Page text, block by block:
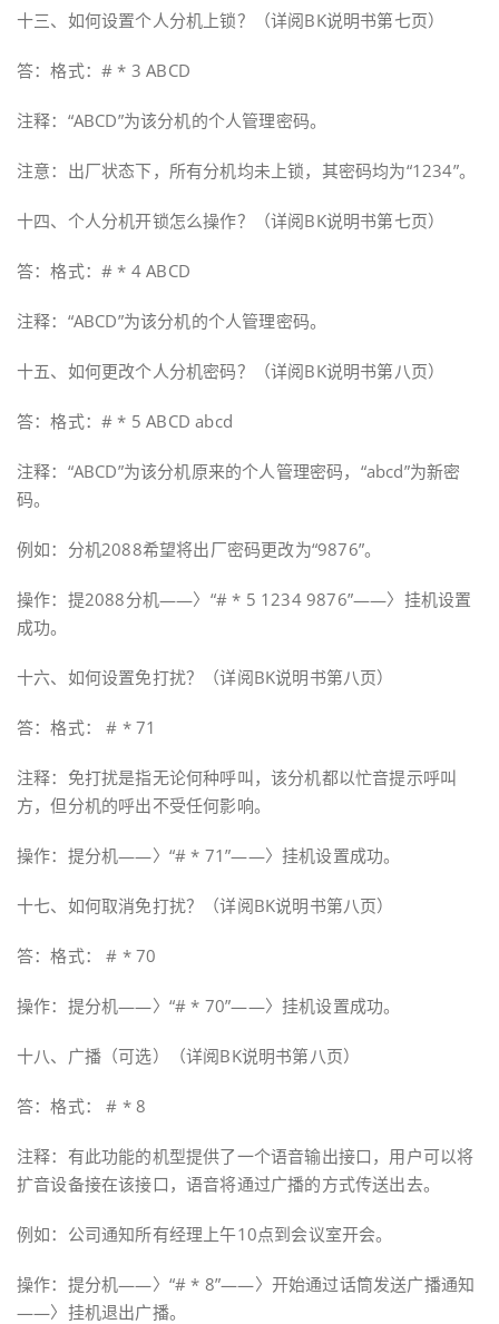
十三、如何设置个人分机上锁？（详阅BK说明书第七页）
答：格式：# * 3 ABCD
注释：“ABCD”为该分机的个人管理密码。
注意：出厂状态下，所有分机均未上锁，其密码均为“1234”。
十四、个人分机开锁怎么操作？（详阅BK说明书第七页）
答：格式：# * 4 ABCD
注释：“ABCD”为该分机的个人管理密码。
十五、如何更改个人分机密码？（详阅BK说明书第八页）
答：格式：# * 5 ABCD abcd
注释：“ABCD”为该分机原来的个人管理密码，“abcd”为新密
码。
例如：分机2088希望将出厂密码更改为“9876”。
操作：提2088分机——〉“# * 5 1234 9876”——〉挂机设置
成功。
十六、如何设置免打扰？（详阅BK说明书第八页）
答：格式： # * 71
注释：免打扰是指无论何种呼叫，该分机都以忙音提示呼叫
方，但分机的呼出不受任何影响。
操作：提分机——〉“# * 71”——〉挂机设置成功。
十七、如何取消免打扰？（详阅BK说明书第八页）
答：格式： # * 70
操作：提分机——〉“# * 70”——〉挂机设置成功。
十八、广播（可选）（详阅BK说明书第八页）
答：格式： # * 8
注释：有此功能的机型提供了一个语音输出接口，用户可以将
扩音设备接在该接口，语音将通过广播的方式传送出去。
例如：公司通知所有经理上午10点到会议室开会。
操作：提分机——〉“# * 8”——〉开始通过话筒发送广播通知
——〉挂机退出广播。